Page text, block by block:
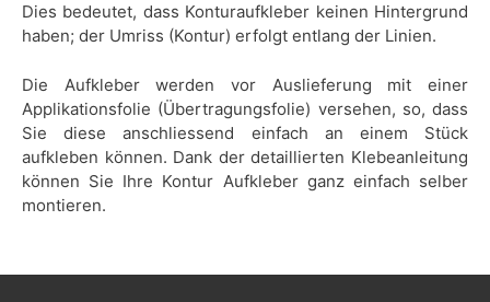
Dies bedeutet, dass Konturaufkleber keinen Hintergrund
haben; der Umriss (Kontur) erfolgt entlang der Linien.
Die Aufkleber werden vor Auslieferung mit einer
Applikationsfolie (Übertragungsfolie) versehen, so, dass
Sie diese anschliessend einfach an einem Stück
aufkleben können. Dank der detaillierten Klebeanleitung
können Sie Ihre Kontur Aufkleber ganz einfach selber
montieren.